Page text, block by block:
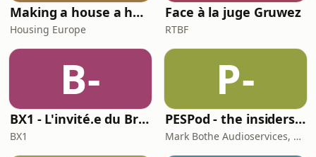
Making a house a home
Housing Europe
Face à la juge Gruwez
RTBF
B-
BX1 - L'invité.e du Brunch
BX1
P-
PESPod - the insiders' guide to the EU labour market
Mark Bothe Audioservices, European PES Network, David Poyser